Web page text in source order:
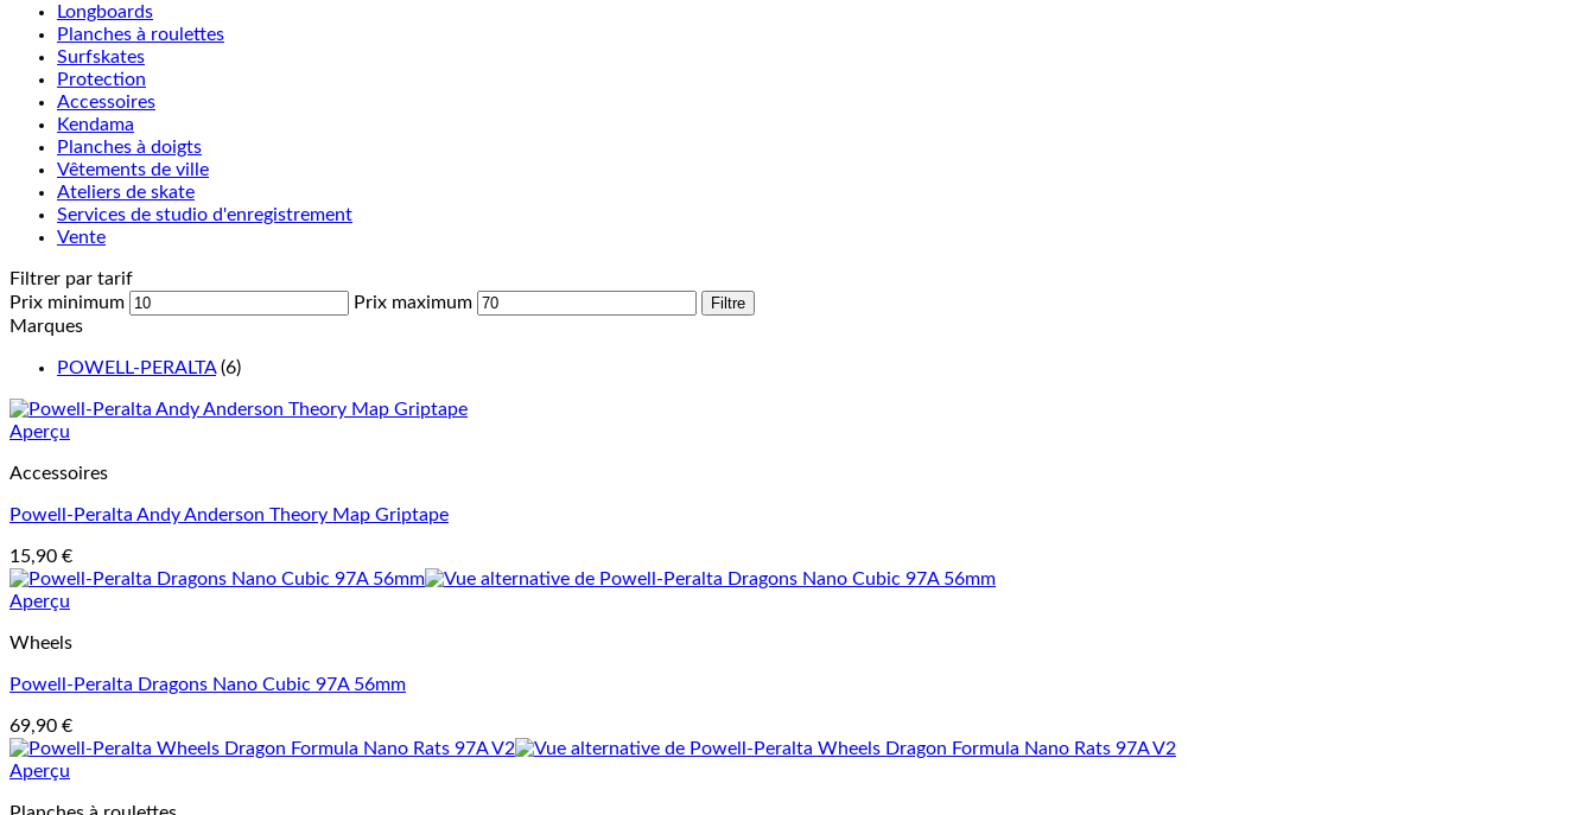
Longboards
Planches à roulettes
Surfskates
Protection
Accessoires
Kendama
Planches à doigts
Vêtements de ville
Ateliers de skate
Services de studio d'enregistrement
Vente
Filtrer par tarif
Prix minimum
Prix maximum Filtre
Marques
POWELL-PERALTA (6)
Aperçu
Accessoires
Powell-Peralta Andy Anderson Theory Map Griptape
15,90 €
Aperçu
Wheels
Powell-Peralta Dragons Nano Cubic 97A 56mm
69,90 €
Aperçu